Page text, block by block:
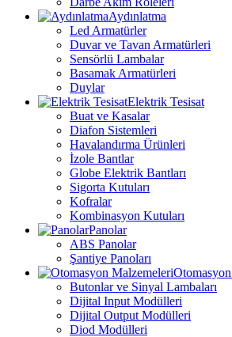
Aydınlatma
Led Armatürler
Duvar ve Tavan Armatürleri
Sensörlü Lambalar
Basamak Armatürleri
Duylar
Elektrik Tesisat
Buat ve Kasalar
Diafon Sistemleri
Havalandırma Ürünleri
İzole Bantlar
Globe Elektrik Bantları
Sigorta Kutuları
Kofralar
Kombinasyon Kutuları
Panolar
ABS Panolar
Şantiye Panoları
Butonlar ve Sinyal Lambaları
Dijital Input Modülleri
Dijital Output Modülleri
Diod Modülleri